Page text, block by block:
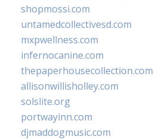
shopmossi.com
untamedcollectivesd.com
mxpwellness.com
infernocanine.com
thepaperhousecollection.com
allisonwillisholley.com
solslite.org
portwayinn.com
djmaddogmusic.com